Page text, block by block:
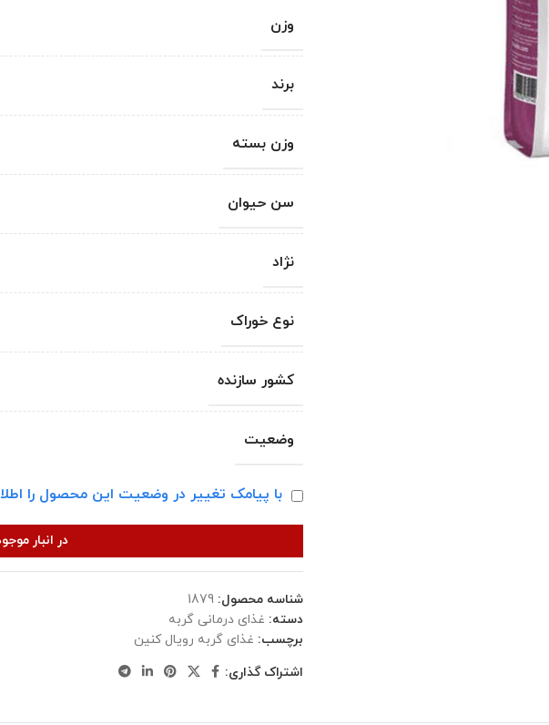
وزن
برند
وزن بسته
سن حیوان
نژاد
نوع خوراک
کشور سازنده
وضعیت
با پیامک تغییر در وضعیت این محصول را
در انبار
شناسه محصول: 1879
دسته: غذای درمانی گربه
برچسب: غذای گربه رویال کنین
اشتراک گذاری: